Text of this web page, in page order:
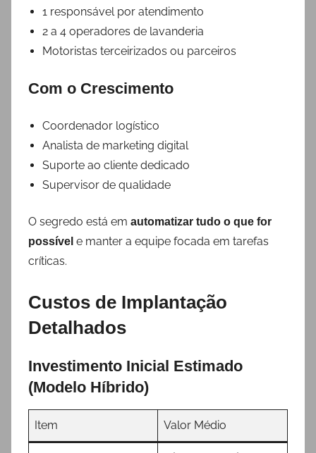
1 responsável por atendimento
2 a 4 operadores de lavanderia
Motoristas terceirizados ou parceiros
Com o Crescimento
Coordenador logístico
Analista de marketing digital
Suporte ao cliente dedicado
Supervisor de qualidade
O segredo está em automatizar tudo o que for
possível e manter a equipe focada em tarefas
críticas.
Custos de Implantação
Detalhados
Investimento Inicial Estimado
(Modelo Híbrido)
Item Valor Médio